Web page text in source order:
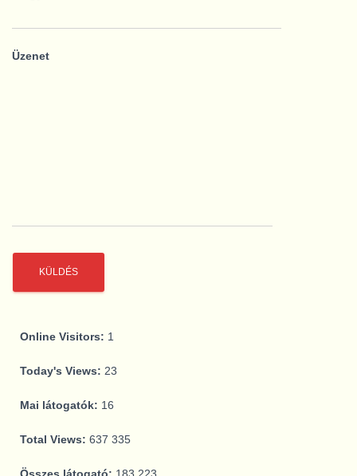
Üzenet
Online Visitors: 1
Today's Views: 23
Mai látogatók: 16
Total Views: 637 335